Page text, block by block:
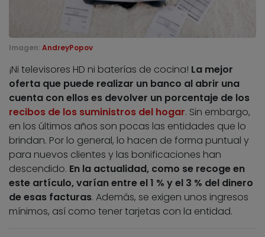
Imagen: AndreyPopov
¡Ni televisores HD ni baterías de cocina! La mejor
oferta que puede realizar un banco al abrir una
cuenta con ellos es devolver un porcentaje de los
recibos de los suministros del hogar. Sin embargo,
en los últimos años son pocas las entidades que lo
brindan. Por lo general, lo hacen de forma puntual y
para nuevos clientes y las bonificaciones han
descendido. En la actualidad, como se recoge en
este artículo, varían entre el 1 % y el 3 % del dinero
de esas facturas. Además, se exigen unos ingresos
mínimos, así como tener tarjetas con la entidad.